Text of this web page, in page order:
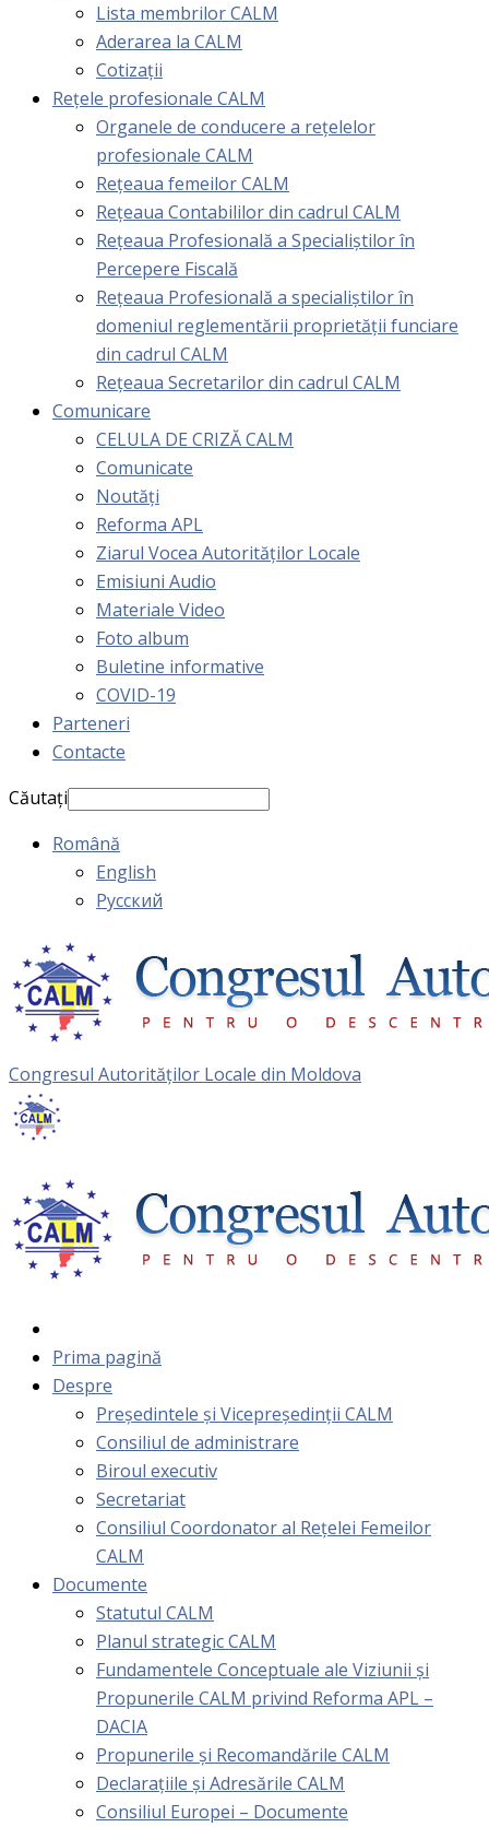
Lista membrilor CALM
Aderarea la CALM
Cotizaţii
Rețele profesionale CALM
Organele de conducere a rețelelor
profesionale CALM
Rețeaua femeilor CALM
Rețeaua Contabililor din cadrul CALM
Rețeaua Profesională a Specialiștilor în
Percepere Fiscală
Reţeaua Profesională a specialiştilor în
domeniul reglementării proprietăţii funciare
din cadrul CALM
Rețeaua Secretarilor din cadrul CALM
Comunicare
CELULA DE CRIZĂ CALM
Comunicate
Noutăți
Reforma APL
Ziarul Vocea Autorităților Locale
Emisiuni Audio
Materiale Video
Foto album
Buletine informative
COVID-19
Parteneri
Contacte
Căutați
Română
English
Русский
Congresul Autorităţilor Locale din Moldova
Prima pagină
Despre
Președintele și Vicepreședinții CALM
Consiliul de administrare
Biroul executiv
Secretariat
Consiliul Coordonator al Rețelei Femeilor
CALM
Documente
Statutul CALM
Planul strategic CALM
Fundamentele Conceptuale ale Viziunii și
Propunerile CALM privind Reforma APL –
DACIA
Propunerile și Recomandările CALM
Declarațiile și Adresările CALM
Consiliul Europei – Documente